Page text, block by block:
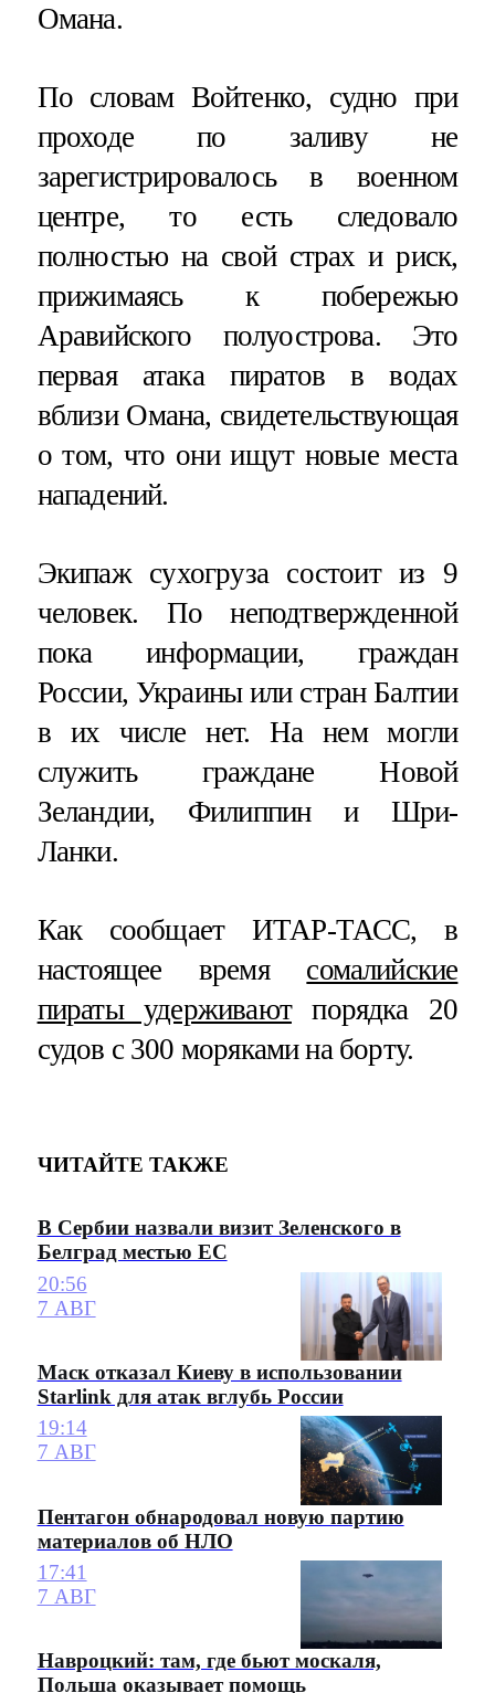
Омана.
По словам Войтенко, судно при
проходе по заливу не
зарегистрировалось в военном
центре, то есть следовало
полностью на свой страх и риск,
прижимаясь к побережью
Аравийского полуострова. Это
первая атака пиратов в водах
вблизи Омана, свидетельствующая
о том, что они ищут новые места
нападений.
Экипаж сухогруза состоит из 9
человек. По неподтвержденной
пока информации, граждан
России, Украины или стран Балтии
в их числе нет. На нем могли
служить граждане Новой
Зеландии, Филиппин и Шри-
Ланки.
Как сообщает ИТАР-ТАСС, в
настоящее время сомалийские
пираты удерживаютпорядка 20
судов с 300 моряками на борту.
ЧИТАЙТЕ ТАКЖЕ
В Сербии назвали визит Зеленского в
Белград местью ЕС
20:56
7 АВГ
Маск отказал Киеву в использовании
Starlink для атак вглубь России
19:14
7 АВГ
Пентагон обнародовал новую партию
материалов об НЛО
17:41
7 АВГ
Навроцкий: там, где бьют москаля,
Польша оказывает помощь